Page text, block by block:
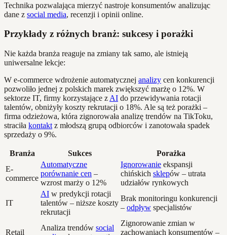
Technika pozwalająca mierzyć nastroje konsumentów analizując
dane z social media, recenzji i opinii online.
Przykłady z różnych branż: sukcesy i porażki
Nie każda branża reaguje na zmiany tak samo, ale istnieją
uniwersalne lekcje:
W e-commerce wdrożenie automatycznej analizy cen konkurencji
pozwoliło jednej z polskich marek zwiększyć marżę o 12%. W
sektorze IT, firmy korzystające z AI do przewidywania rotacji
talentów, obniżyły koszty rekrutacji o 18%. Ale są też porażki –
firma odzieżowa, która zignorowała analizę trendów na TikToku,
straciła kontakt z młodszą grupą odbiorców i zanotowała spadek
sprzedaży o 9%.
Branża Sukces
Porażka
E-
commerce
Automatyczne
porównanie cen –
wzrost marży o 12%
Ignorowanie ekspansji
chińskich sklepów – utrata
udziałów rynkowych
IT
AI w predykcji rotacji
talentów – niższe koszty
rekrutacji
Brak monitoringu konkurencji
– odpływ specjalistów
Retail
Analiza trendów social
Zignorowanie zmian w
zachowaniach konsumentów –